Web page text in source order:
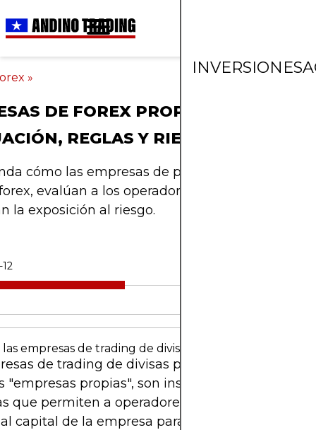
INVERSIONES
»
DE FOREX PROPIETARIAS:
REGLAS Y RIESGOS
cómo las empresas de prop trading operan
evalúan a los operadores, hacen cumplir
la exposición al riesgo.
empresas de trading de divisas por cuenta propia?
de trading de divisas por cuenta propia, a
"empresas propias", son instituciones
que permiten a operadores individuales
capital de la empresa para operar en los